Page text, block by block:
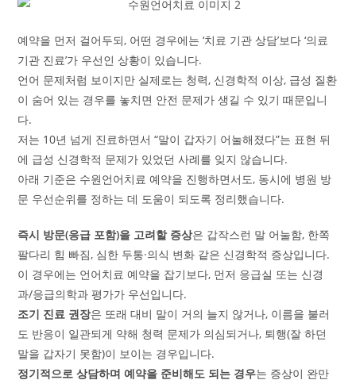
예약을 먼저 걸어두되, 어떤 경우에는 ‘치료 기관 상담’보다 ‘의료
기관 진료’가 우선인 상황이 있습니다.
언어 문제처럼 보이지만 실제로는 청력, 신경학적 이상, 급성 질환
이 숨어 있는 경우를 놓치면 안전 문제가 생길 수 있기 때문입니
다.
저는 10년 넘게 진료하면서 “말이 갑자기 어눌해졌다”는 표현 뒤
에 급성 신경학적 문제가 있었던 사례를 잊지 않습니다.
아래 기준은 수원언어치료 예약을 진행하면서도, 동시에 병원 방
문 우선순위를 정하는 데 도움이 되도록 정리했습니다.
즉시 방문(응급 포함)을 고려할 증상은 갑작스런 말 어눌함, 한쪽
팔다리 힘 빠짐, 심한 두통·의식 변화 같은 신경학적 증상입니다.
이 경우에는 언어치료 예약을 잡기보다, 먼저 응급실 또는 신경
과/응급의학과 평가가 우선입니다.
조기 진료 권장은 또래 대비 말이 거의 늘지 않거나, 이름을 불러
도 반응이 일관되게 약해 청력 문제가 의심되거나, 퇴행(잘 하던
말을 갑자기 못함)이 보이는 경우입니다.
정기적으로 상담하며 예약을 준비해도 되는 경우는 증상이 완만